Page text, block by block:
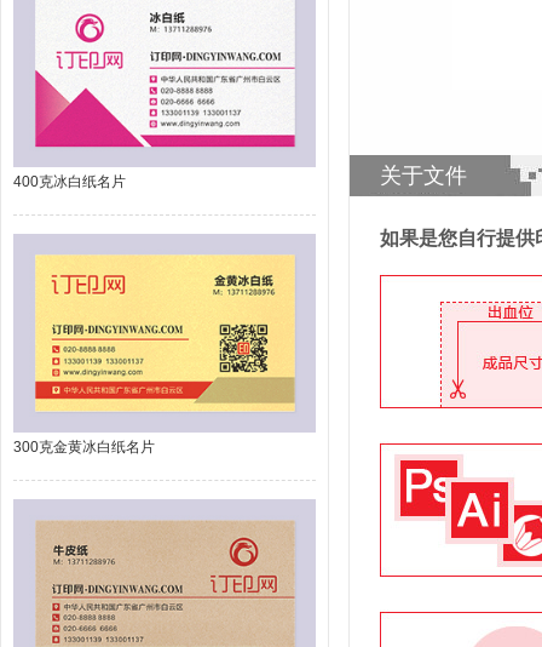
400克冰白纸名片
300克金黄冰白纸名片
关于文件
如果是您自行提供